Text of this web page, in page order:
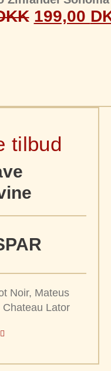
199,00
tilbud
Noir, Mateus
Lator